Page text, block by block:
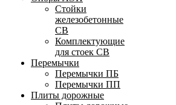
Стойки
железобетонные
СВ
Комплектующие
для стоек СВ
Перемычки
Перемычки ПБ
Перемычки ПП
Плиты дорожные